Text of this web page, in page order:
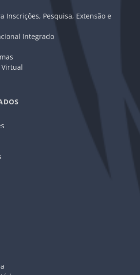
Inscrições, Pesquisa, Extensão e
Integrado